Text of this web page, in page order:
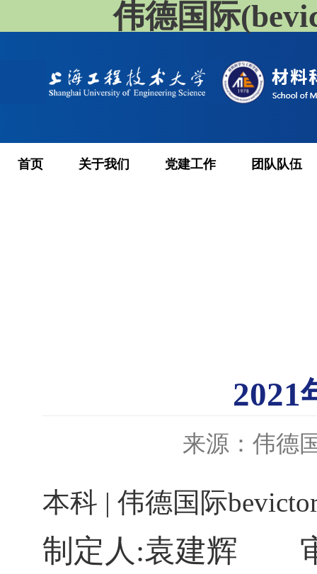
伟德国际
首页 关于我们 党建工作 团队队伍
2021
来源：伟德
本科 | ​伟德国际
制定人:袁建辉